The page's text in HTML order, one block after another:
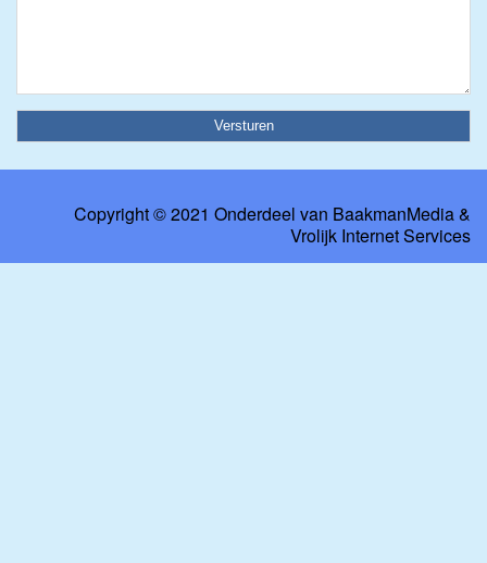
Copyright © 2021 Onderdeel van BaakmanMedia&
Vrolijk Internet Services